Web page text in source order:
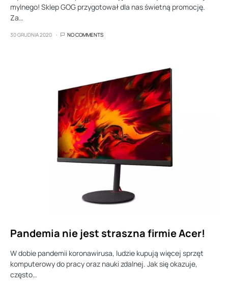
mylnego! Sklep GOG przygotował dla nas świetną promocję.
Za…
30 GRUDNIA 2020 NO COMMENTS
Pandemia nie jest straszna firmie Acer!
W dobie pandemii koronawirusa, ludzie kupują więcej sprzęt
komputerowy do pracy oraz nauki zdalnej. Jak się okazuje,
często…